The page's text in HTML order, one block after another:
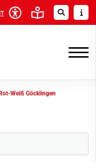
Weiß Göcklingen